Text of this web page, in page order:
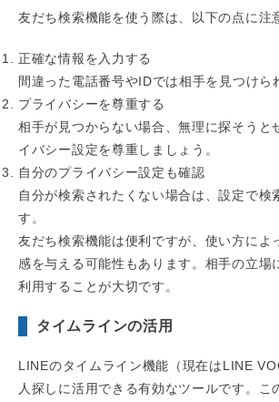
友だち検索機能を使う際は、以下の点に注
正確な情報を入力する
間違った電話番号やIDでは相手を見つけら
プライバシーを尊重する
相手が見つからない場合、無理に探そうと
イバシー設定を尊重しましょう。
自分のプライバシー設定も確認
自分が検索されたくない場合は、設定で検
す。
友だち検索機能は便利ですが、使い方によ
感を与える可能性もあります。相手の立場
利用することが大切です。
タイムラインの活用
LINEのタイムライン機能（現在はLINE
人探しに活用できる有効なツールです。こ